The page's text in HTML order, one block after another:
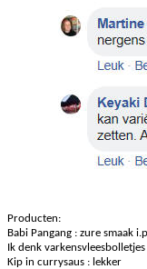
Producten:
Babi Pangang : zure smaak
Ik denk
Kip in currysaus : lekker